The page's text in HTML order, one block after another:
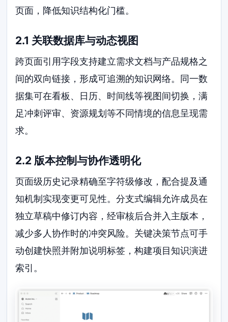
页面，降低知识结构化门槛。
2.1 关联数据库与动态视图
跨页面引用字段支持建立需求文档与产品规格之
间的双向链接，形成可追溯的知识网络。同一数
据集可在看板、日历、时间线等视图间切换，满
足冲刺评审、资源规划等不同情境的信息呈现需
求。
2.2 版本控制与协作透明化
页面级历史记录精确至字符级修改，配合提及通
知机制实现变更可见性。分支式编辑允许成员在
独立草稿中修订内容，经审核后合并入主版本，
减少多人协作时的冲突风险。关键决策节点可手
动创建快照并附加说明标签，构建项目知识演进
索引。